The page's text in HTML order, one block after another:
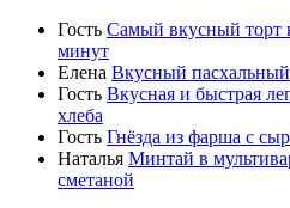
Гость Самый вкусный торт
минут
Елена Вкусный
Гость Вкусная и быстрая
хлеба
Гость Гнёзда из фарша с
Наталья Минтай в
сметаной